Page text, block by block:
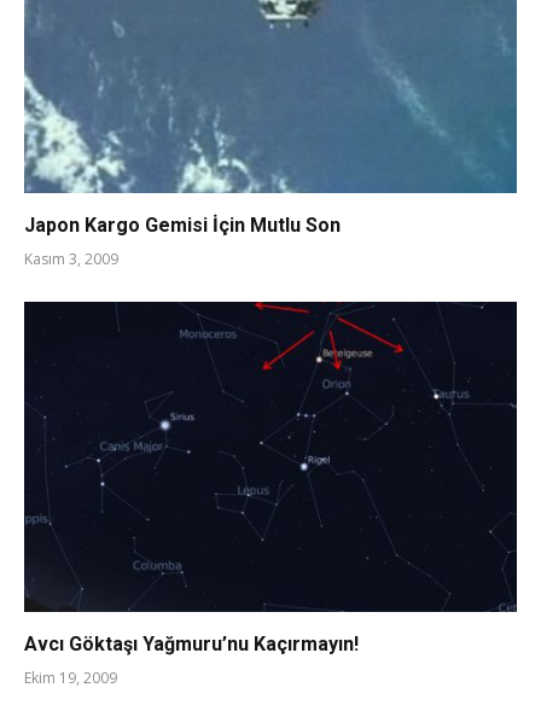
Japon Kargo Gemisi İçin Mutlu Son
Kasım 3, 2009
Avcı Göktaşı Yağmuru’nu Kaçırmayın!
Ekim 19, 2009